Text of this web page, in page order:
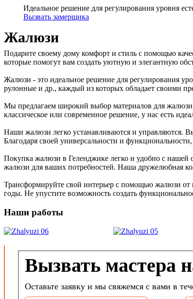
Идеальное решение для регулирования уровня
Вызвать замерщика
Жалюзи
Подарите своему дому комфорт и стиль с помощью
которые помогут вам создать уютную и элегантную
Жалюзи - это идеальное решение для регулирования
рулонные и др., каждый из которых обладает своими
Мы предлагаем широкий выбор материалов для
классическое или современное решение, у нас есть
Наши жалюзи легко устанавливаются и управляются.
Благодаря своей универсальности и
Покупка жалюзи в Геленджике легко и удобно с
жалюзи для ваших потребностей. Наша дружелюбная
Трансформируйте свой интерьер с помощью жалюзи от
годы. Не упустите возможность создать
Наши работы
Вызвать мастера
Оставьте заявку и мы свяжемся с вами в